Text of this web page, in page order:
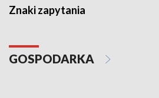
Znaki zapytania
GOSPODARKA